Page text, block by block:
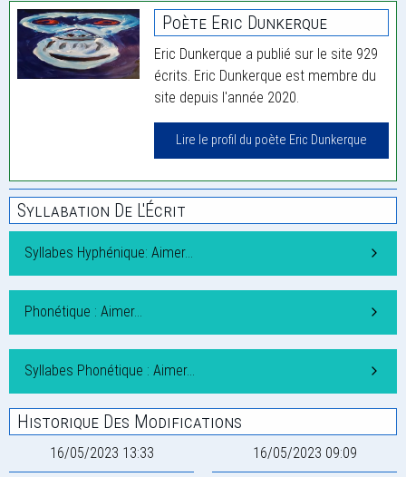
Poète Eric Dunkerque
Eric Dunkerque a publié sur le site 929
écrits. Eric Dunkerque est membre du
site depuis l'année 2020.
Lire le profil du poète Eric Dunkerque
Syllabation De L'Écrit
Syllabes Hyphénique: Aimer…
Phonétique : Aimer…
Syllabes Phonétique : Aimer…
Historique Des Modifications
16/05/2023 13:33 16/05/2023 09:09